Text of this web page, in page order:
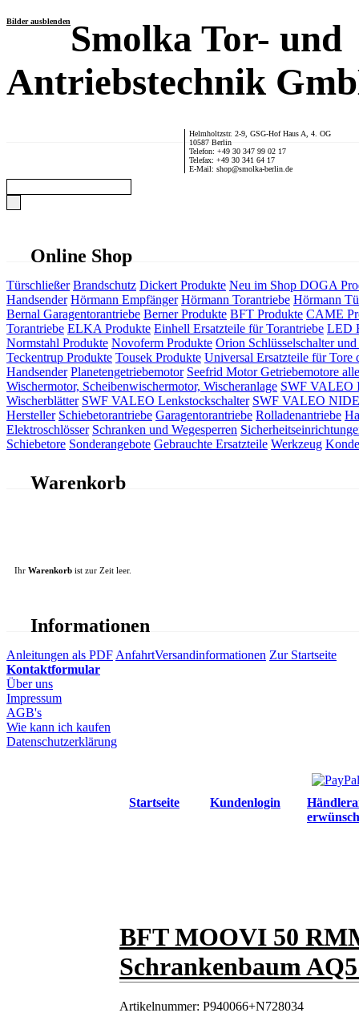
Bilder ausblendenSmolka Tor- und
Antriebstechnik
Helmholtzstr. 2-9, GSG-Hof Haus A, 4. OG
10587 Berlin
Telefon: +49 30 347 99 02 17
Telefax: +49 30 341 64 17
E-Mail: shop@smolka-berlin.de
Online Shop
Türschließer Brandschutz Dickert Produkte Neu im Shop DOGA
Handsender Hörmann Empfänger Hörmann Torantriebe Hörmann
Bernal Garagentorantriebe Berner Produkte BFT Produkte CAME
Torantriebe ELKA Produkte Einhell Ersatzteile für Torantriebe LED
Normstahl Produkte Novoferm Produkte Orion Schlüsselschalter und
Teckentrup Produkte Tousek Produkte Universal Ersatzteile für Tore
Handsender Planetengetriebemotor Seefrid Motor Getriebemotore
Wischermotor, Scheibenwischermotor, Wischeranlage SWF VALEO
Wischerblätter SWF VALEO Lenkstockschalter SWF VALEO
Hersteller Schiebetorantriebe Garagentorantriebe Rolladenantriebe
Elektroschlösser Schranken und Wegesperren
Schiebetore Sonderangebote Gebrauchte Ersatzteile Werkzeug
Warenkorb
Ihr Warenkorb ist zur Zeit leer.
Informationen
Anleitungen als PDF AnfahrtVersandinformationen Zur Startseite
Kontaktformular
Über uns
Impressum
AGB's
Wie kann ich kaufen
Datenschutzerklärung
Startseite Kundenlogin
BFT MOOVI 50
Schrankenbaum
Artikelnummer: P940066+N728034